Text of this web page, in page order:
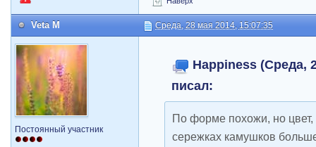
Veta M Среда, 28 мая 2014, 15:07:35
Постоянный участник
Happiness (Среда,
писал:
По форме похожи, но
сережках камушков